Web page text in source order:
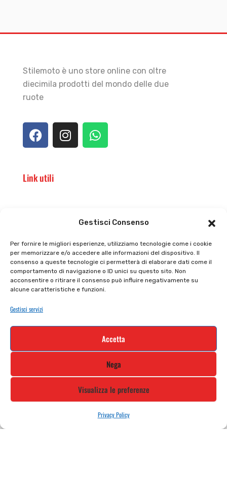
Gestisci Consenso
Per fornire le migliori esperienze, utilizziamo tecnologie come i cookie
per memorizzare e/o accedere alle informazioni del dispositivo. Il
consenso a queste tecnologie ci permetterà di elaborare dati come il
comportamento di navigazione o ID unici su questo sito. Non
acconsentire o ritirare il consenso può influire negativamente su
alcune caratteristiche e funzioni.
Gestisci servizi
Accetta
Nega
Visualizza le preferenze
Privacy Policy
Stilemoto è uno store online con oltre
diecimila prodotti del mondo delle due
ruote
Link utili
Privacy policy
Cookie policy
Tutti prodotti
Termini e condizioni
Iscriviti alla nostra newsletter e rimani